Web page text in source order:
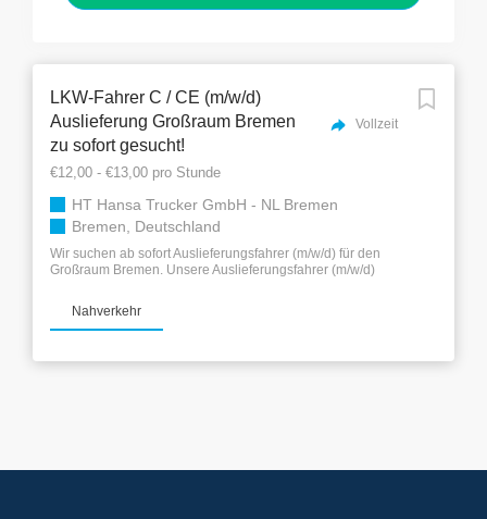
Vollzeit
LKW-Fahrer C / CE (m/w/d)
Auslieferung Großraum Bremen
zu sofort gesucht!
€12,00 - €13,00 pro Stunde
HT Hansa Trucker GmbH - NL Bremen
Bremen, Deutschland
Wir suchen ab sofort Auslieferungsfahrer (m/w/d) für den
Großraum Bremen. Unsere Auslieferungsfahrer (m/w/d)
Warensendungen aller Art zu ihren Empfängern: - bei
Speditionen z.B. im Stückgut / Werksverkehr verschiedenster
Branchen - im Lieferverkehr von Nahrungs- und
Nahverkehr